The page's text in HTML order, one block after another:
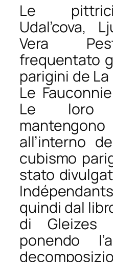
Le
Udal’cova,
Vera
frequentato
parigini de
Le
Le loro
all’interno
cubismo
stato
quindi dal
di Gleizes
ponendo